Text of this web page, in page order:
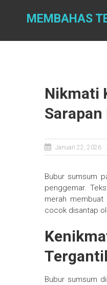
MEMBAHAS
Nikmati
Januari 22, 2026
Bubur sumsum
penggemar.
merah membuat
cocok disantap
Bubur sumsum